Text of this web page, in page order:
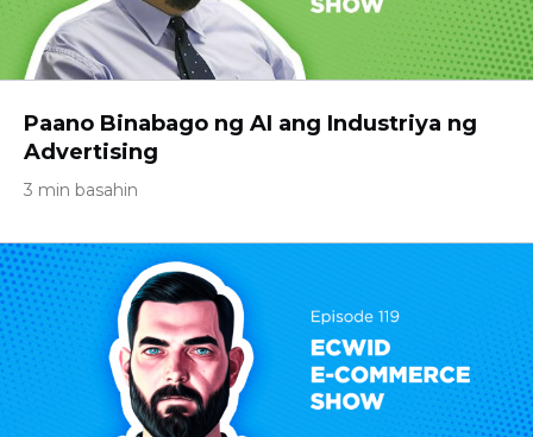
Paano Binabago ng AI ang Industriya ng
Advertising
3 min basahin